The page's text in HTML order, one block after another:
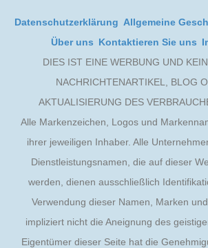
Datenschutzerklärung Allgemeine
Über uns Kontaktieren Sie uns
DIES IST EINE WERBUNG UND
NACHRICHTENARTIKEL, BLOG
AKTUALISIERUNG DES
Alle Markenzeichen, Logos und
ihrer jeweiligen Inhaber. Alle
Dienstleistungsnamen, die auf dieser
werden, dienen ausschließlich
Verwendung dieser Namen, Marken
impliziert nicht die Aneignung des
Eigentümer dieser Seite hat die